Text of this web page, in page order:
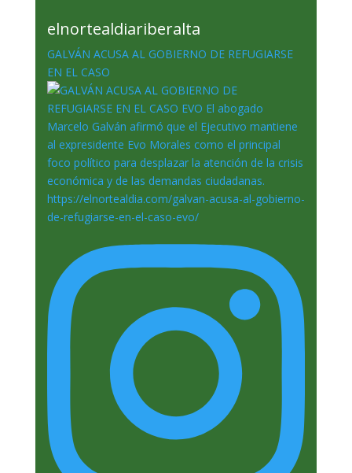
elnortealdiariberalta
GALVÁN ACUSA AL GOBIERNO DE REFUGIARSE
EN EL CASO